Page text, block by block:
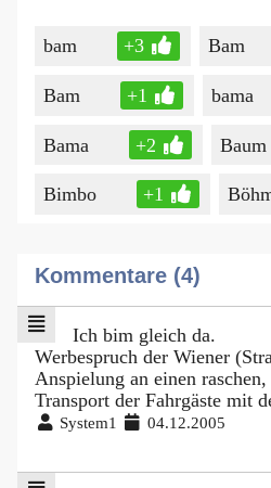
bam +3 Bam
Bam +1 bama
Bama +2 Baum
Bimbo +1
Kommentare (4)
Ich bim gleich da.
Werbespruch der Wiener
Anspielung an einen
Transport der Fahrgäste mit
System1 04.12.2005